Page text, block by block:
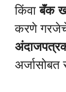
किंवाबॅंक
करणे